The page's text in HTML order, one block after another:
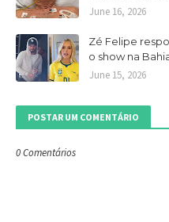
June 16, 2026
Zé Felipe
o show na
June 15, 2026
POSTAR UM COMENTÁRIO
0 Comentários